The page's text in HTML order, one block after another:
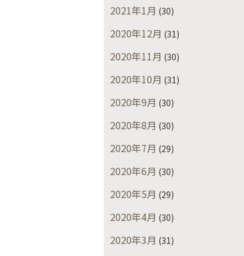
2021年1月 (30)
2020年12月 (31)
2020年11月 (30)
2020年10月 (31)
2020年9月 (30)
2020年8月 (30)
2020年7月 (29)
2020年6月 (30)
2020年5月 (29)
2020年4月 (30)
2020年3月 (31)